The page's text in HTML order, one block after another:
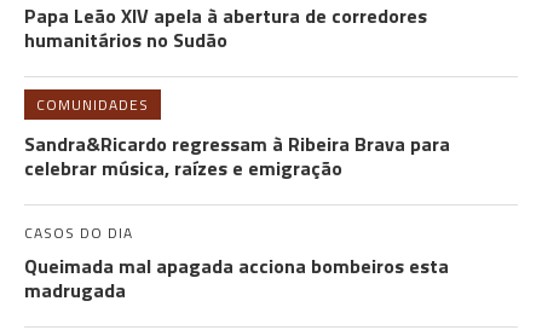
Papa Leão XIV apela à abertura de corredores
humanitários no Sudão
COMUNIDADES
Sandra&Ricardo regressam à Ribeira Brava para
celebrar música, raízes e emigração
CASOS DO DIA
Queimada mal apagada acciona bombeiros esta
madrugada